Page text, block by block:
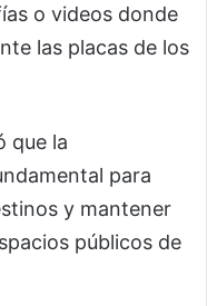
o videos donde
las placas de los
que la
para
y mantener
públicos de